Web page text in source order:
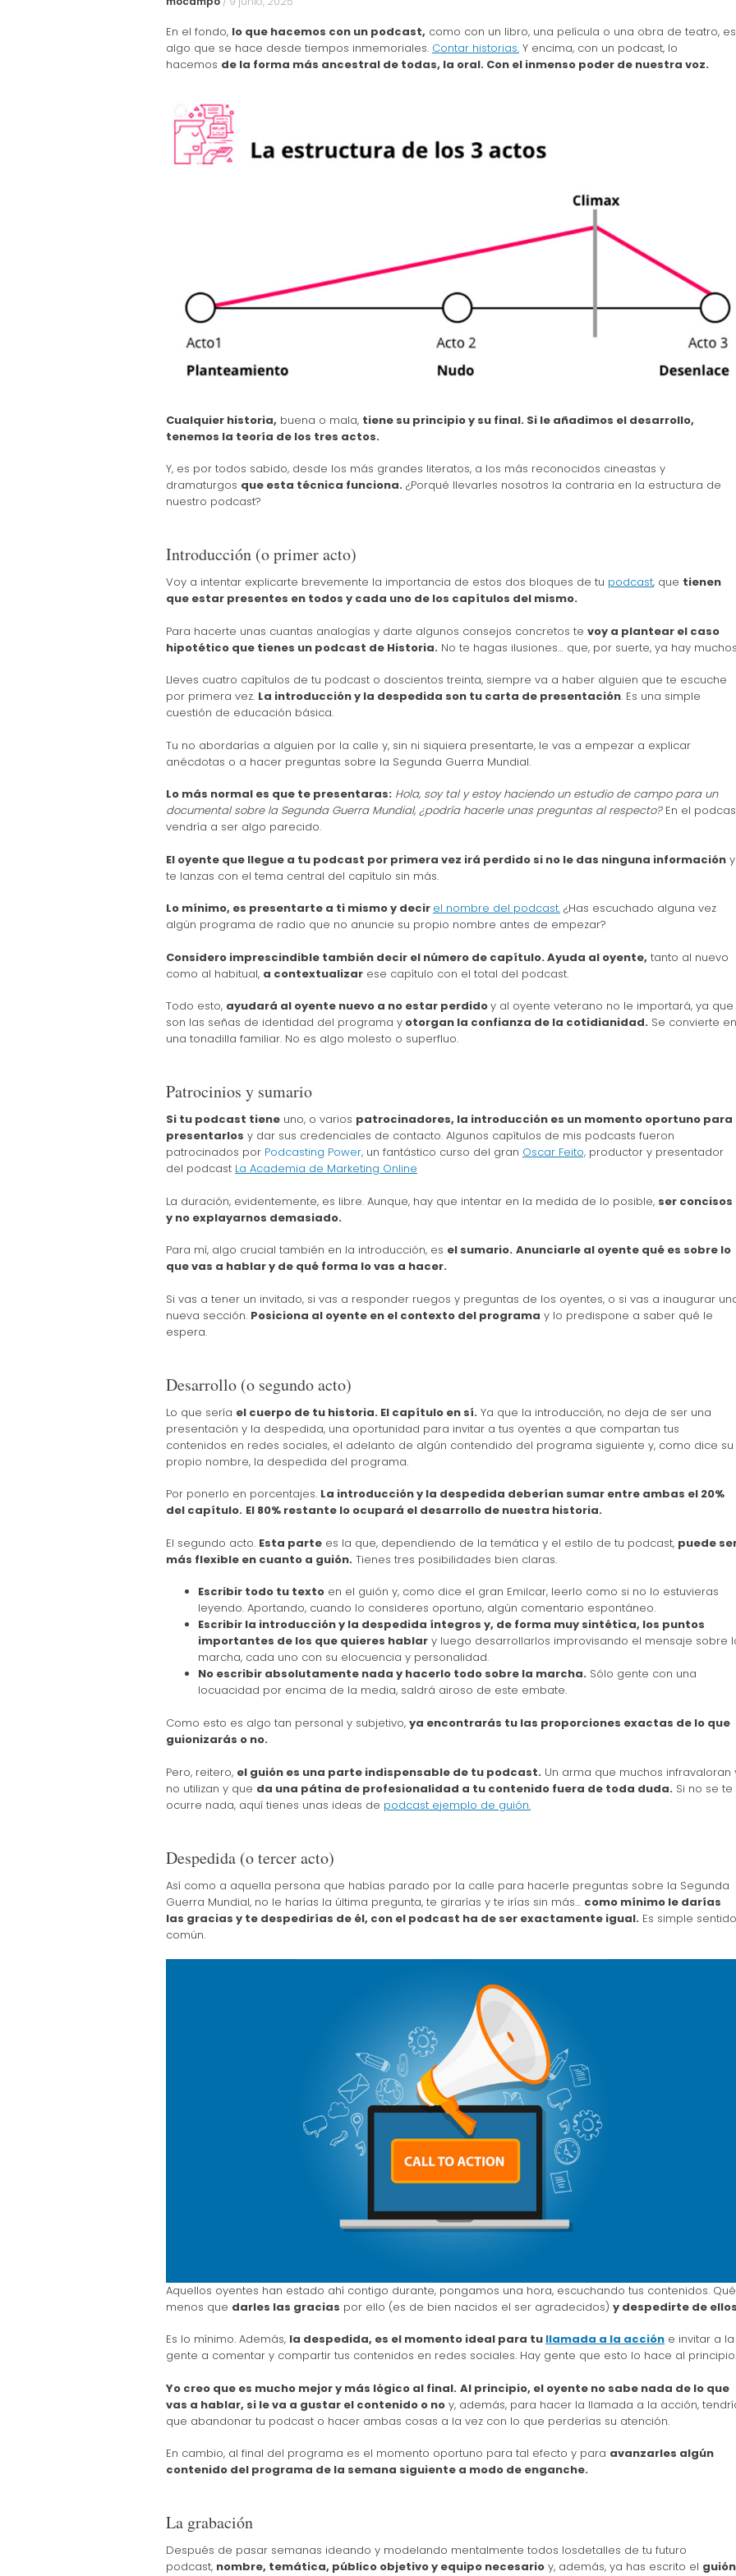
En el fondo, lo que hacemos con un podcast, como con un libro, una película o una obra de teatro, es
algo que se hace desde tiempos inmemoriales. Contar historias. Y encima, con un podcast, lo
hacemos de la forma más ancestral de todas, la oral. Con el inmenso poder de nuestra voz.
Cualquier historia, buena o mala, tiene su principio y su final. Si le añadimos el desarrollo,
tenemos la teoría de los tres actos.
Y, es por todos sabido, desde los más grandes literatos, a los más reconocidos cineastas y
dramaturgos que esta técnica funciona. ¿Porqué llevarles nosotros la contraria en la estructura de
nuestro podcast?
Introducción (o primer acto)
Voy a intentar explicarte brevemente la importancia de estos dos bloques de tu podcast, que tienen
que estar presentes en todos y cada uno de los capítulos del mismo.
Para hacerte unas cuantas analogías y darte algunos consejos concretos te voy a plantear el caso
hipotético que tienes un podcast de Historia. No te hagas ilusiones… que, por suerte, ya hay
Lleves cuatro capítulos de tu podcast o doscientos treinta, siempre va a haber alguien que te escuche
por primera vez. La introducción y la despedida son tu carta de presentación. Es una simple
cuestión de educación básica.
Tu no abordarías a alguien por la calle y, sin ni siquiera presentarte, le vas a empezar a explicar
anécdotas o a hacer preguntas sobre la Segunda Guerra Mundial.
Lo más normal es que te presentaras: Hola, soy tal y estoy haciendo un estudio de campo para un
documental sobre la Segunda Guerra Mundial, ¿podría hacerle unas preguntas al respecto?En el
vendría a ser algo parecido.
El oyente que llegue a tu podcast por primera vez irá perdido si no le das ninguna información y
te lanzas con el tema central del capítulo sin más.
Lo mínimo, es presentarte a ti mismo y decir el nombre del podcast. ¿Has escuchado alguna vez
algún programa de radio que no anuncie su propio nombre antes de empezar?
Considero imprescindible también decir el número de capítulo. Ayuda al oyente, tanto al nuevo
como al habitual, a contextualizar ese capítulo con el total del podcast.
Todo esto, ayudará al oyente nuevo a no estar perdidoy al oyente veterano no le importará, ya que
son las señas de identidad del programa y otorgan la confianza de la cotidianidad. Se convierte en
una tonadilla familiar. No es algo molesto o superfluo.
Patrocinios y sumario
Si tu podcast tiene uno, o varios patrocinadores, la introducción es un momento oportuno para
presentarlos y dar sus credenciales de contacto. Algunos capítulos de mis podcasts fueron
patrocinados por Podcasting Power, un fantástico curso del gran Oscar Feito, productor y presentador
del podcast La Academia de Marketing Online
La duración, evidentemente, es libre. Aunque, hay que intentar en la medida de lo posible, ser concisos
y no explayarnos demasiado.
Para mí, algo crucial también en la introducción, es el sumario. Anunciarle al oyente qué es sobre lo
que vas a hablar y de qué forma lo vas a hacer.
Si vas a tener un invitado, si vas a responder ruegos y preguntas de los oyentes, o si vas a inaugurar
nueva sección. Posiciona al oyente en el contexto del programa y lo predispone a saber qué le
espera.
Desarrollo (o segundo acto)
Lo que sería el cuerpo de tu historia. El capítulo en sí. Ya que la introducción, no deja de ser una
presentación y la despedida, una oportunidad para invitar a tus oyentes a que compartan tus
contenidos en redes sociales, el adelanto de algún contendido del programa siguiente y, como dice su
propio nombre, la despedida del programa.
Por ponerlo en porcentajes. La introducción y la despedida deberían sumar entre ambas el 20%
del capítulo. El 80% restante lo ocupará el desarrollo de nuestra historia.
El segundo acto. Esta parte es la que, dependiendo de la temática y el estilo de tu podcast, puede
más flexible en cuanto a guión. Tienes tres posibilidades bien claras.
Escribir todo tu texto en el guión y, como dice el gran Emilcar, leerlo como si no lo estuvieras
leyendo. Aportando, cuando lo consideres oportuno, algún comentario espontáneo.
Escribir la introducción y la despedida íntegros y, de forma muy sintética, los puntos
importantes de los que quieres hablar y luego desarrollarlos improvisando el mensaje sobre
marcha, cada uno con su elocuencia y personalidad.
No escribir absolutamente nada y hacerlo todo sobre la marcha. Sólo gente con una
locuacidad por encima de la media, saldrá airoso de este embate.
Como esto es algo tan personal y subjetivo, ya encontrarás tu las proporciones exactas de lo que
guionizarás o no.
Pero, reitero, el guión es una parte indispensable de tu podcast. Un arma que muchos infravaloran
no utilizan y que da una pátina de profesionalidad a tu contenido fuera de toda duda. Si no se te
ocurre nada, aquí tienes unas ideas de podcast ejemplo de guión.
Despedida (o tercer acto)
Así como a aquella persona que habías parado por la calle para hacerle preguntas sobre la Segunda
Guerra Mundial, no le harías la última pregunta, te girarías y te irías sin más… como mínimo le darías
las gracias y te despedirías de él, con el podcast ha de ser exactamente igual. Es simple sentido
común.
Aquellos oyentes han estado ahí contigo durante, pongamos una hora, escuchando tus contenidos. Qué
menos que darles las gracias por ello (es de bien nacidos el ser agradecidos) y despedirte de
Es lo mínimo. Además, la despedida, es el momento ideal para tu llamada a la acción e invitar a la
gente a comentar y compartir tus contenidos en redes sociales. Hay gente que esto lo hace al principio.
Yo creo que es mucho mejor y más lógico al final. Al principio, el oyente no sabe nada de lo que
vas a hablar, si le va a gustar el contenido o no y, además, para hacer la llamada a la acción,
que abandonar tu podcast o hacer ambas cosas a la vez con lo que perderías su atención.
En cambio, al final del programa es el momento oportuno para tal efecto y para avanzarles algún
contenido del programa de la semana siguiente a modo de enganche.
La grabación
Después de pasar semanas ideando y modelando mentalmente todos losdetalles de tu futuro
podcast, nombre, temática, público objetivo y equipo necesario y, además, ya has escrito el guión